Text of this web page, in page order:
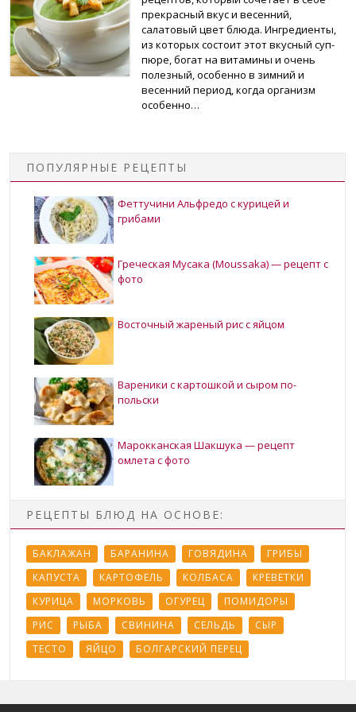
прекрасный вкус и весенний,
салатовый цвет блюда. Ингредиенты,
из которых состоит этот вкусный суп-
пюре, богат на витамины и очень
полезный, особенно в зимний и
весенний период, когда организм
особенно…
ПОПУЛЯРНЫЕ РЕЦЕПТЫ
Феттучини Альфредо с курицей и
грибами
Греческая Мусака (Moussaka) — рецепт с
фото
Восточный жареный рис с яйцом
Вареники с картошкой и сыром по-
польски
Марокканская Шакшука — рецепт
омлета с фото
РЕЦЕПТЫ БЛЮД НА ОСНОВЕ:
БАКЛАЖАН БАРАНИНА ГОВЯДИНА
ГРИБЫ
КАПУСТА
КАРТОФЕЛЬ КОЛБАСА
КРЕВЕТКИ
КУРИЦА
МОРКОВЬ ОГУРЕЦ
ПОМИДОРЫ
РИС
РЫБА СВИНИНА СЕЛЬДЬ
СЫР
ТЕСТО
ЯЙЦО БОЛГАРСКИЙ ПЕРЕЦ